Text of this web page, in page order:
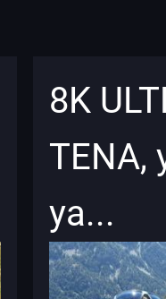
8K
TENA,
ya...